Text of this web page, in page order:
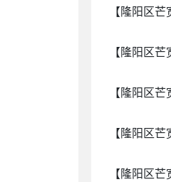
【隆阳区芒
【隆阳区芒
【隆阳区芒
【隆阳区芒
【隆阳区芒